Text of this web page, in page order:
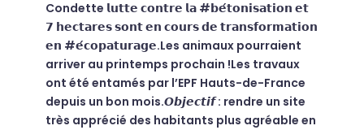
Condette 𝗹𝘂𝘁𝘁𝗲 𝗰𝗼𝗻𝘁𝗿𝗲 𝗹𝗮 #𝗯𝗲́𝘁𝗼𝗻𝗶𝘀𝗮𝘁𝗶𝗼𝗻 𝗲𝘁
𝟳 𝗵𝗲𝗰𝘁𝗮𝗿𝗲𝘀 𝘀𝗼𝗻𝘁 𝗲𝗻 𝗰𝗼𝘂𝗿𝘀 𝗱𝗲 𝘁𝗿𝗮𝗻𝘀𝗳𝗼𝗿𝗺𝗮𝘁𝗶𝗼𝗻
𝗲𝗻 #𝗲́𝗰𝗼𝗽𝗮𝘁𝘂𝗿𝗮𝗴𝗲.Les animaux pourraient
arriver au printemps prochain !Les travaux
ont été entamés par l’EPF Hauts-de-France
depuis un bon mois.𝙊𝙗𝙟𝙚𝙘𝙩𝙞𝙛 : rendre un site
très apprécié des habitants plus agréable en